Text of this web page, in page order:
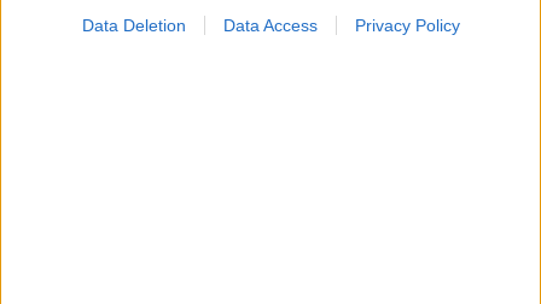
Data Deletion Data Access Privacy Policy